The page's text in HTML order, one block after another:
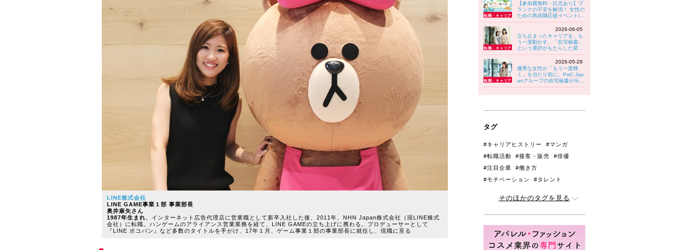
LINE株式会社
LINE GAME事業１部 事業部長
奥井麻矢さん
1987年生まれ 。インターネット広告代理店に営業職として新卒入社した後、2011年、NHN Japan株式会社（現LINE株式
会社）に転職。ハンゲームのアライアンス営業業務を経て、LINE GAMEの立ち上げに携わる。プロデューサーとして
『LINE ポコパン』など多数のタイトルを手がけ、17年１月、ゲーム事業１部の事業部長に就任し、現職に至る
【参加費無料・託児あり】ブ
ランクの不安を解消！ 女性の
ための再就職応援イベントin
八王子 6/30(火)開催！
2026-06-05
立ち止まったキャリアを、も
う一度動かす。「在宅秘書」
という選択がもたらした変化
【PwC Japanグループ】
2026-05-29
優秀な女性が「もう一度輝
く」を当たり前に。PwC Jap
anグループの在宅秘書が示す
キャリアの可能性
タグ
#キャリアヒストリー
#マンガ
#転職活動
#接客・販売
#俳優
#注目企業
#働き方
#モチベーション
#タレント
#人間関係
#育児と両立
#ジェンダー
#生きづらさ
#はじめての転職
#妊娠
#エンジニア
#声優
そのほかのタグを見る